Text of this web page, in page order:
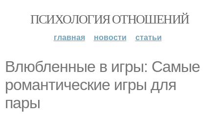
ПСИХОЛОГИЯ ОТНОШЕНИЙ
главная новости статьи
Влюбленные в игры: Самые
романтические игры для
пары